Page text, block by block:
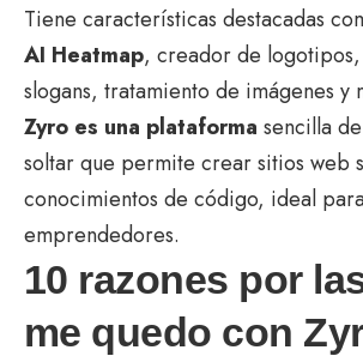
Tiene características destacadas
AI Heatmap, creador de
slogans, tratamiento de imágenes y
Zyro es una plataforma sencilla
soltar que permite crear sitios web
conocimientos de código, ideal
emprendedores.
10 razones por
me quedo con